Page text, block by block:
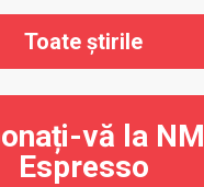
Toate știrile
vă la NM
Espresso